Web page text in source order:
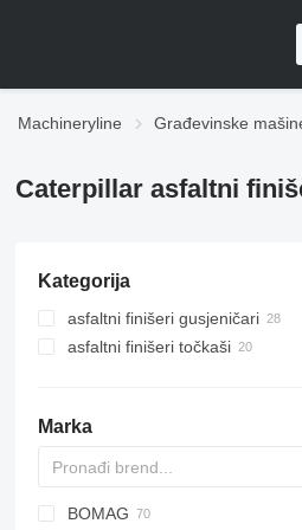
Machineryline Građevinske
Caterpillar asfaltni
Kategorija
asfaltni finišeri gusjeničari
asfaltni finišeri točkaši
Marka
Titan
AFT
VFA
CS
BOMAG